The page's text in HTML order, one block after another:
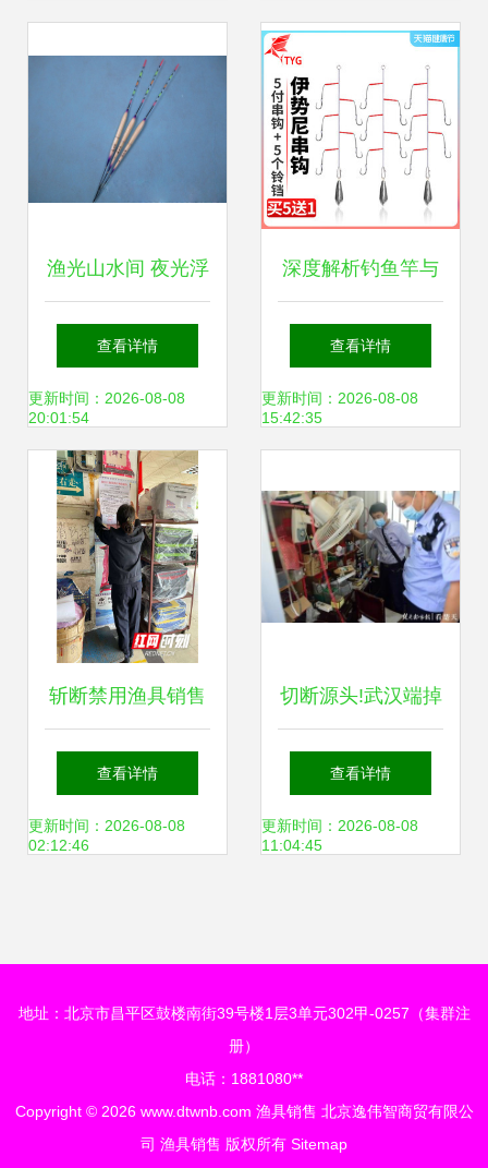
渔光山水间 夜光浮
漂技术如何革新传
统钓鱼体验
查看详情
更新时间：2026-08-08
20:01:54
深度解析钓鱼竿与
海钓线选购技巧，
助您渔获翻倍！
查看详情
更新时间：2026-08-08
15:42:35
斩断禁用渔具销售
渠道 长沙多部门联
合执法保生态
查看详情
更新时间：2026-08-08
02:12:46
切断源头!武汉端掉
最大一个销售禁用
渔具窝点
查看详情
更新时间：2026-08-08
11:04:45
地址：北京市昌平区鼓楼南街39号楼1层3单元302甲-0257（集群注
册）
电话：1881080**
Copyright © 2026 www.dtwnb.com 渔具销售 北京逸伟智商贸有限公
司 渔具销售 版权所有 Sitemap